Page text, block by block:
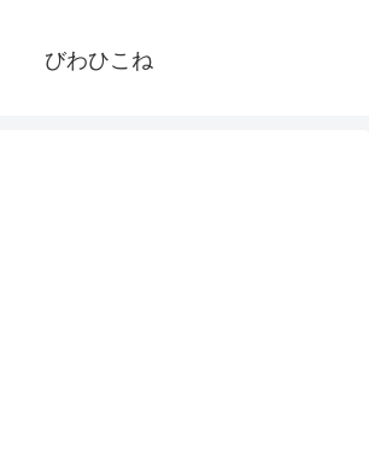
びわひこね